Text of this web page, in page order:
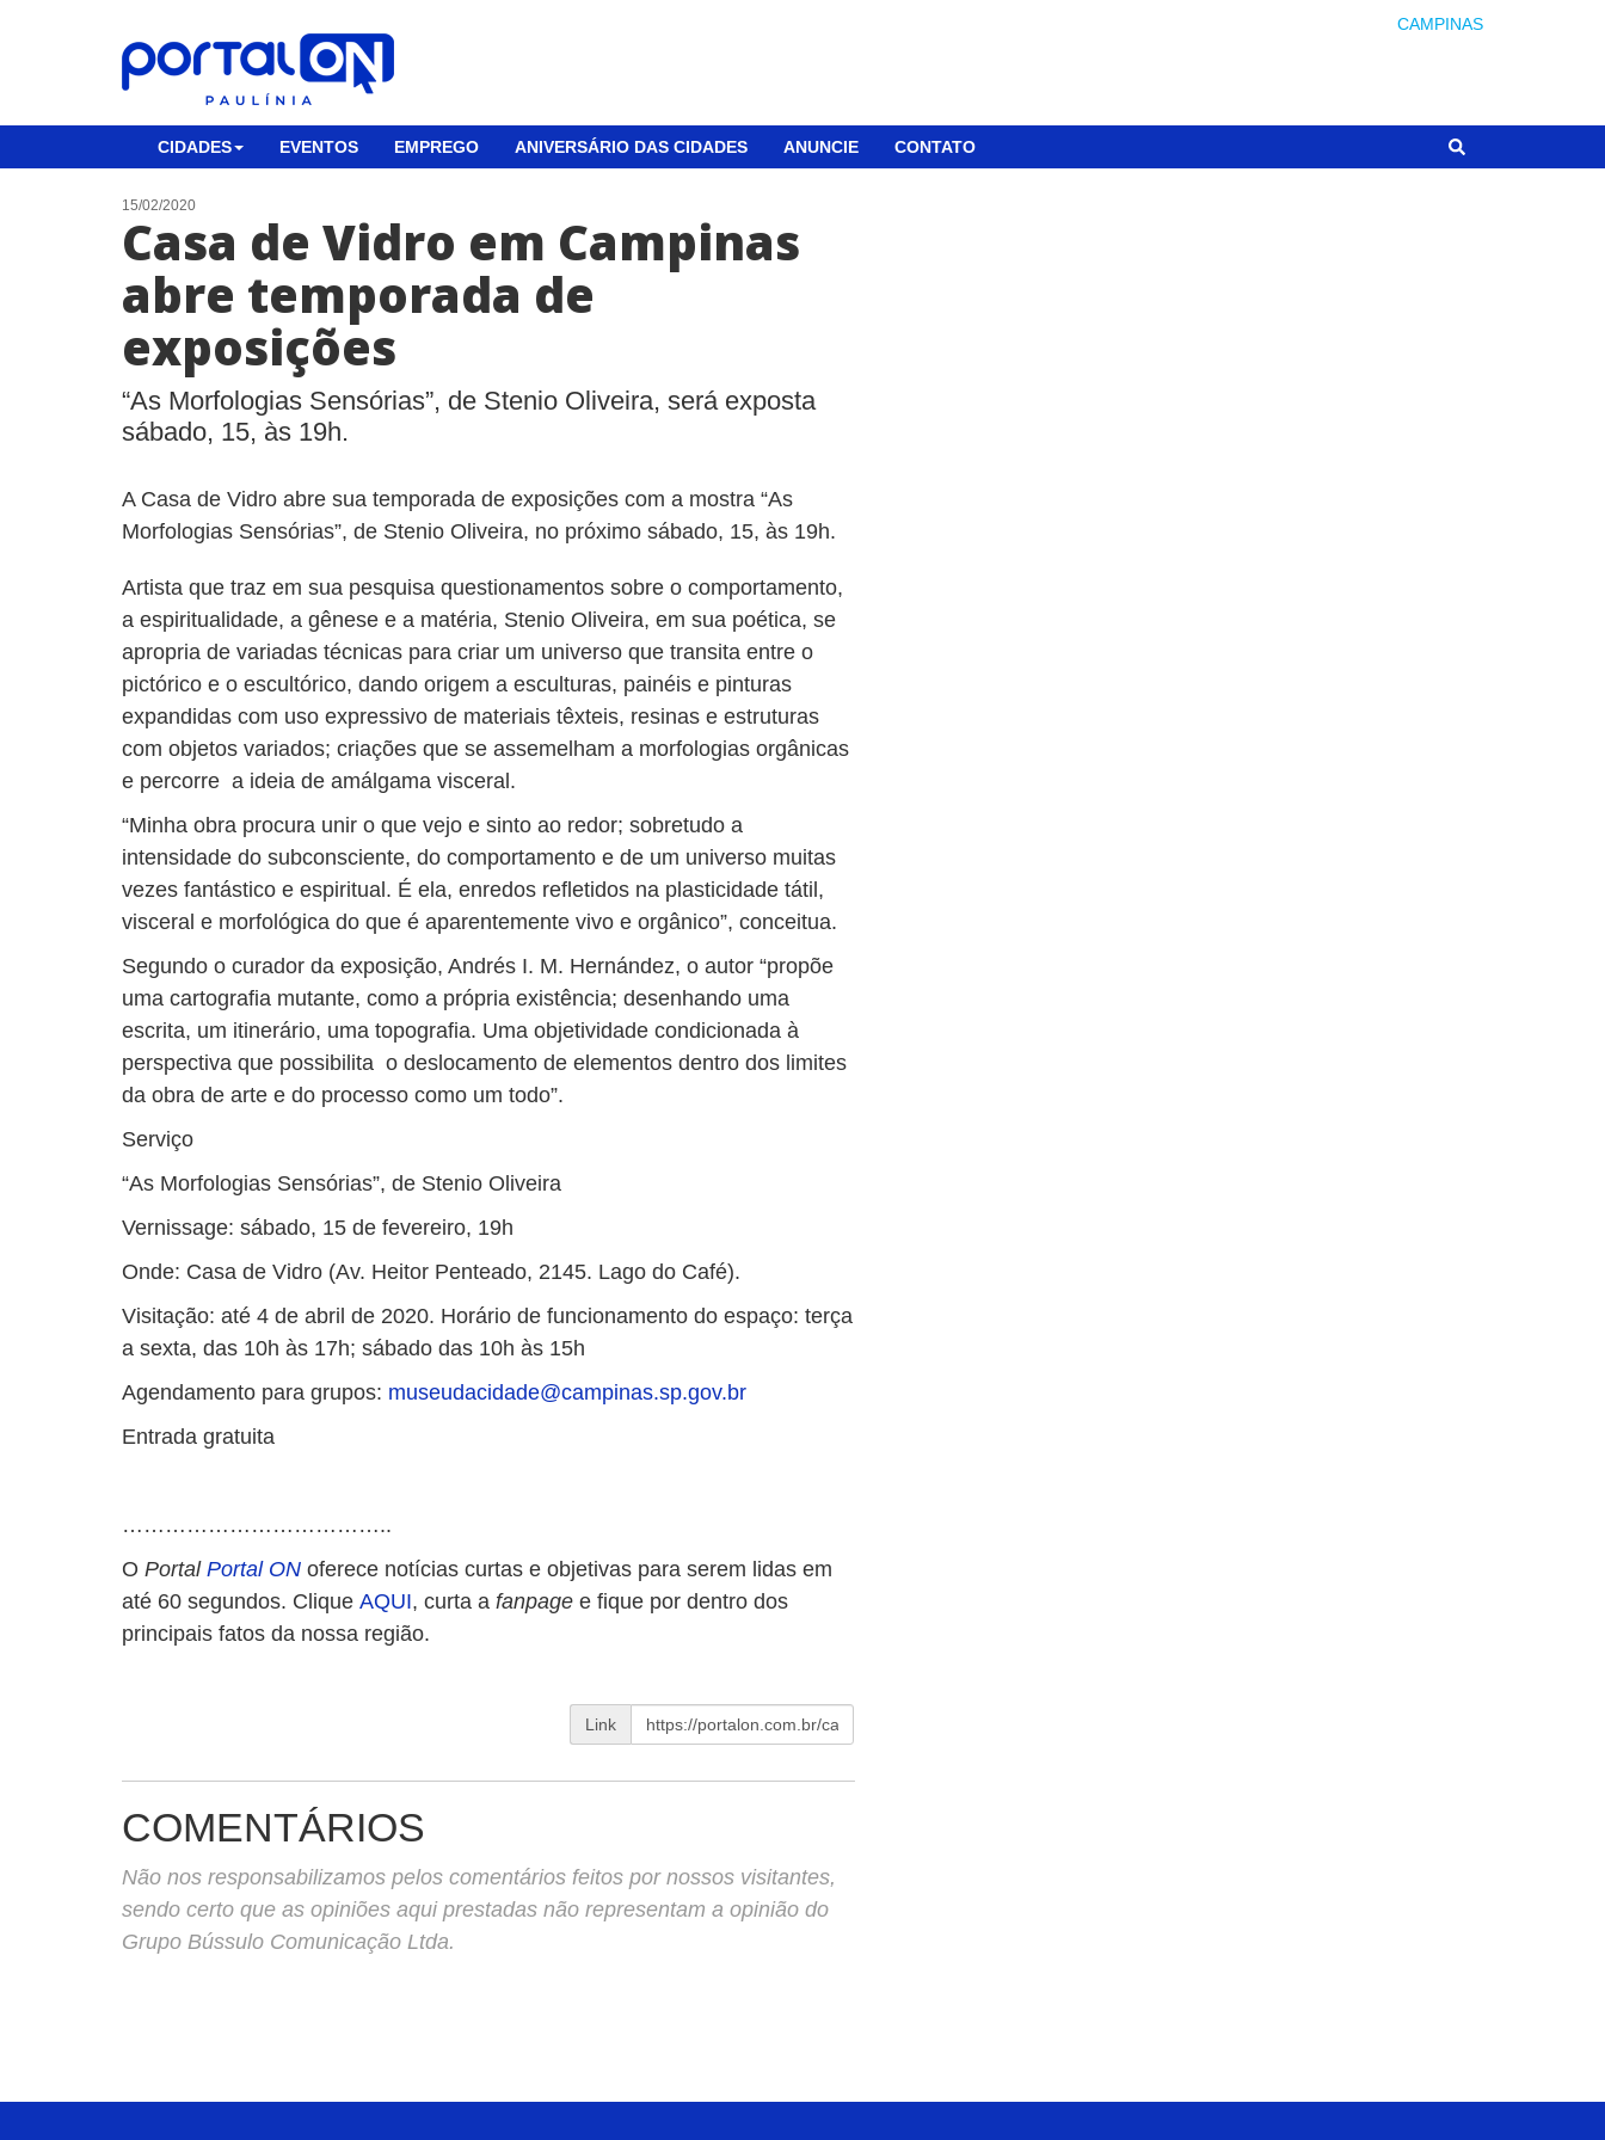
CAMPINAS
CIDADES EVENTOS EMPREGO ANIVERSÁRIO DAS CIDADES ANUNCIE CONTATO
15/02/2020
Casa de Vidro em Campinas
abre temporada de
exposições
“As Morfologias Sensórias”, de Stenio Oliveira, será exposta
sábado, 15, às 19h.
A Casa de Vidro abre sua temporada de exposições com a mostra “As
Morfologias Sensórias”, de Stenio Oliveira, no próximo sábado, 15, às 19h.
Artista que traz em sua pesquisa questionamentos sobre o comportamento,
a espiritualidade, a gênese e a matéria, Stenio Oliveira, em sua poética, se
apropria de variadas técnicas para criar um universo que transita entre o
pictórico e o escultórico, dando origem a esculturas, painéis e pinturas
expandidas com uso expressivo de materiais têxteis, resinas e estruturas
com objetos variados; criações que se assemelham a morfologias orgânicas
e percorre a ideia de amálgama visceral.
“Minha obra procura unir o que vejo e sinto ao redor; sobretudo a
intensidade do subconsciente, do comportamento e de um universo muitas
vezes fantástico e espiritual. É ela, enredos refletidos na plasticidade tátil,
visceral e morfológica do que é aparentemente vivo e orgânico”, conceitua.
Segundo o curador da exposição, Andrés I. M. Hernández, o autor “propõe
uma cartografia mutante, como a própria existência; desenhando uma
escrita, um itinerário, uma topografia. Uma objetividade condicionada à
perspectiva que possibilita o deslocamento de elementos dentro dos limites
da obra de arte e do processo como um todo”.
Serviço
“As Morfologias Sensórias”, de Stenio Oliveira
Vernissage: sábado, 15 de fevereiro, 19h
Onde: Casa de Vidro (Av. Heitor Penteado, 2145. Lago do Café).
Visitação: até 4 de abril de 2020. Horário de funcionamento do espaço: terça
a sexta, das 10h às 17h; sábado das 10h às 15h
Agendamento para grupos: museudacidade@campinas.sp.gov.br
Entrada gratuita
………………………………..
O Portal Portal ON oferece notícias curtas e objetivas para serem lidas em
até 60 segundos. Clique AQUI, curta a fanpage e fique por dentro dos
principais fatos da nossa região.
Link
COMENTÁRIOS
Não nos responsabilizamos pelos comentários feitos por nossos visitantes,
sendo certo que as opiniões aqui prestadas não representam a opinião do
Grupo Bússulo Comunicação Ltda.